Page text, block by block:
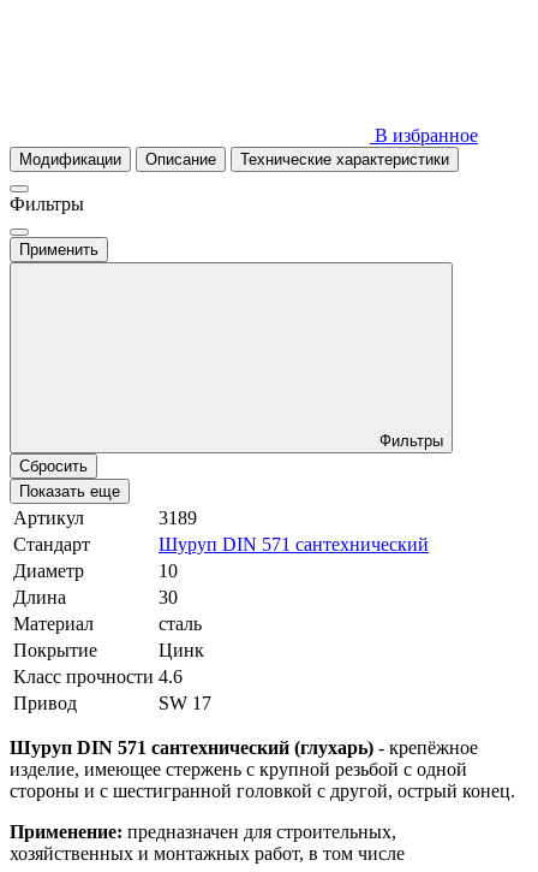
В избранное
Модификации Описание Технические характеристики
Фильтры
Применить
Фильтры
Сбросить
Показать еще
Артикул
3189
Стандарт
Шуруп DIN 571 сантехнический
Диаметр
10
Длина
30
Материал
сталь
Покрытие
Цинк
Класс прочности 4.6
Привод
SW 17
Шуруп DIN 571 сантехнический (глухарь) - крепёжное
изделие, имеющее стержень с крупной резьбой с одной
стороны и с шестигранной головкой с другой, острый конец.
Применение: предназначен для строительных,
хозяйственных и монтажных работ, в том числе